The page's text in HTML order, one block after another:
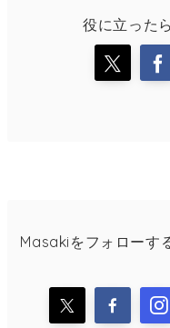
役に立った
Masakiをフォローす